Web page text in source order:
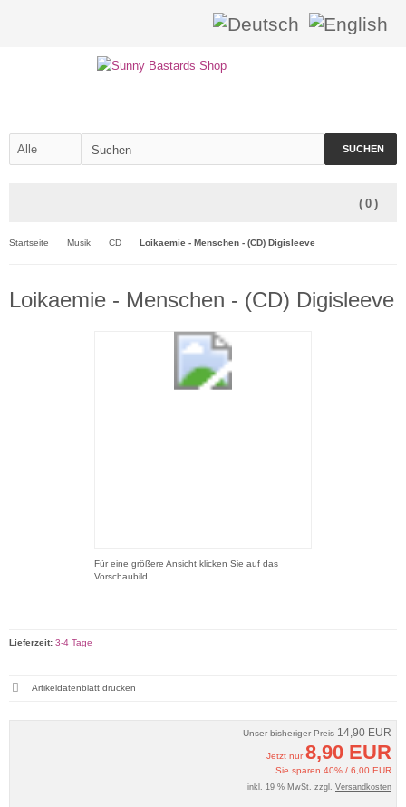
SUCHEN
( 0 )
Startseite Musik CD Loikaemie - Menschen - (CD) Digisleeve
Loikaemie - Menschen - (CD) Digisleeve
Für eine größere Ansicht klicken Sie auf das
Vorschaubild
Unser bisheriger Preis 14,90 EUR
Jetzt nur8,90 EUR
Sie sparen 40% / 6,00 EUR
inkl. 19 % MwSt. zzgl. Versandkosten
Lieferzeit: 3-4 Tage
Artikeldatenblatt drucken